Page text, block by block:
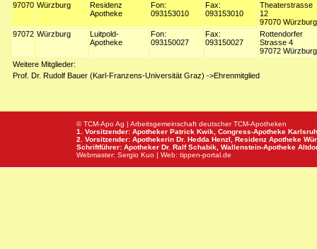
97070 Würzburg
Residenz
Apotheke
Fon:
093153010
Fax:
093153010
Theaterstrasse
12
97070 Würzburg
97072 Würzburg
Luitpold-
Apotheke
Fon:
093150027
Fax:
093150027
Rottendorfer
Strasse 4
97072 Würzburg
Weitere Mitglieder:
Prof. Dr. Rudolf Bauer (Karl-Franzens-Universität Graz) ->Ehrenmitglied
© TCM-Apo Ag | Arbeitsgemeinschaft deutscher TCM-Apotheken
1. Vorsitzender: Apotheker Patrick Kwik, Congress-Apotheke
2. Vorsitzender: Apothekerin Dr. Hedda Henzl, Residenz Apotheke
Schriftführer: Apotheker Dr. Ralf Schabik, Wallenstein-Apotheke
Webmaster: Sergio Kuo | Web: tippen-portal.de